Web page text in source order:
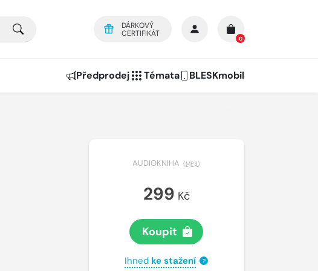
DÁRKOVÝ
CERTIFIKÁT
0
Předprodej Témata BLESKmobil
AUDIOKNIHA (MP3)
299 Kč
Koupit
Ihned ke stažení ?